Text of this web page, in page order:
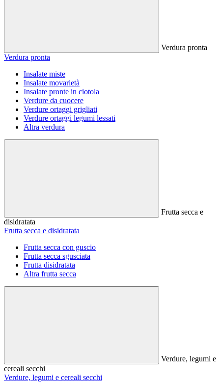
Verdura pronta
Verdura pronta
Insalate miste
Insalate movarietà
Insalate pronte in ciotola
Verdure da cuocere
Verdure ortaggi grigliati
Verdure ortaggi legumi lessati
Altra verdura
Frutta secca e
disidratata
Frutta secca e disidratata
Frutta secca con guscio
Frutta secca sgusciata
Frutta disidratata
Altra frutta secca
Verdure, legumi e
cereali secchi
Verdure, legumi e cereali secchi